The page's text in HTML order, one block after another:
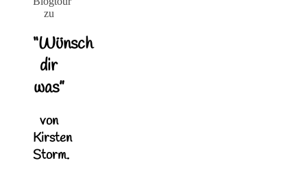
zu
“Wünsch
dir
was”
von
Kirsten
Storm.